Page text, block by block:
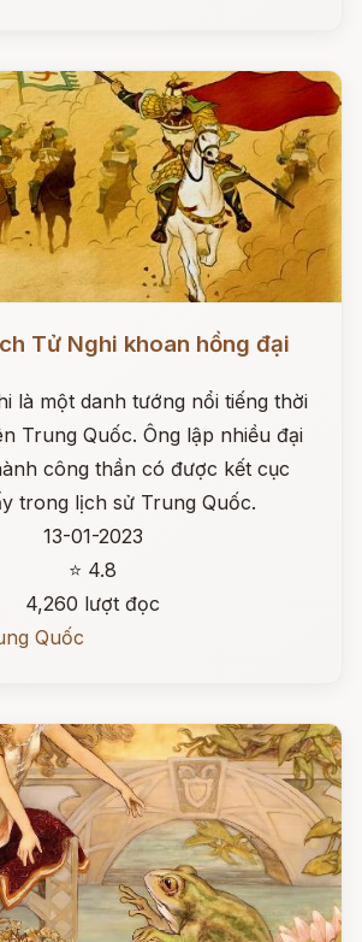
Tử Nghi khoan hồng đại
là một danh tướng nổi tiếng thời
Trung Quốc. Ông lập nhiều đại
công thần có được kết cục
trong lịch sử Trung Quốc.
13-01-2023
⭐ 4.8
4,260 lượt đọc
Quốc